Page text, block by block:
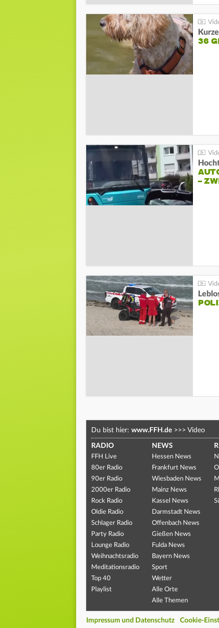
36
–
Du bist hier: www.FFH.de >>> Video
RADIO
FFH Live
80er Radio
90er Radio
2000er Radio
Rock Radio
Oldie Radio
Schlager Radio
Party Radio
Lounge Radio
Weihnachtsradio
Meditationsradio
Top 40
Playlist
NEWS
Hessen News
Frankfurt News
Wiesbaden News
Mainz News
Kassel News
Darmstadt News
Offenbach News
Gießen News
Fulda News
Bayern News
Sport
Wetter
Alle Orte
Alle Themen
Impressum und Datenschutz Cookie-